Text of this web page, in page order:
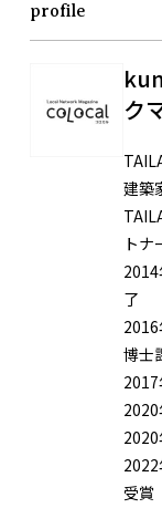
profile
ク
建築
トナ
了
博士
受賞